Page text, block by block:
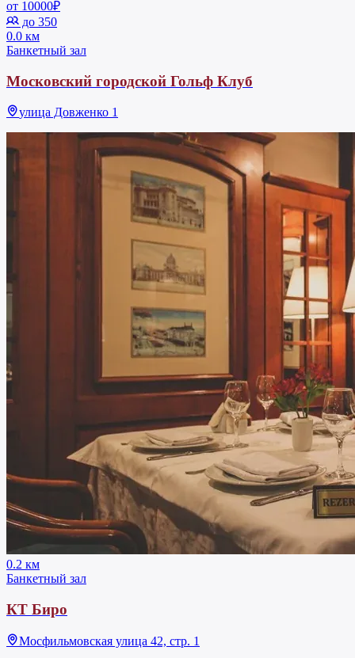
от 10000₽
до 350
0.0 км
Банкетный зал
Московский городской Гольф Клуб
улица Довженко 1
0.2 км
Банкетный зал
КТ Биро
Мосфильмовская улица 42, стр. 1